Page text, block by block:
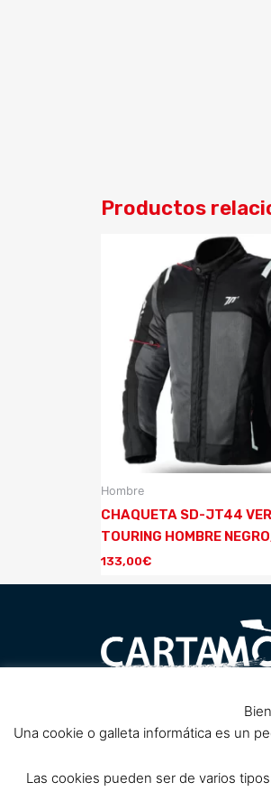
Productos
Hombre
CHAQUETA SD-JT44
TOURING HOMBRE
133,00€
próximo Club de
(Cerrado por reforma,
info@cartamoto.es
Una cookie o galleta informática es un
Las cookies pueden ser de varios